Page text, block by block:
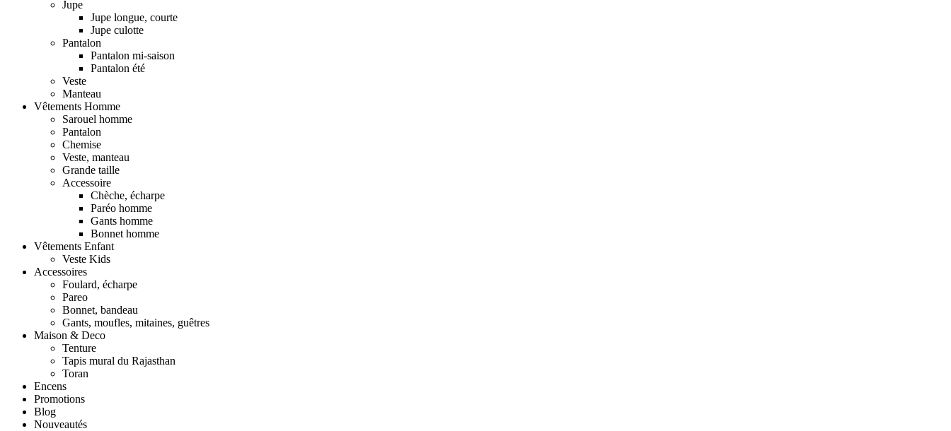
Jupe
Jupe longue, courte
Jupe culotte
Pantalon
Pantalon mi-saison
Pantalon été
Veste
Manteau
Vêtements Homme
Sarouel homme
Pantalon
Chemise
Veste, manteau
Grande taille
Accessoire
Chèche, écharpe
Paréo homme
Gants homme
Bonnet homme
Vêtements Enfant
Veste Kids
Accessoires
Foulard, écharpe
Pareo
Bonnet, bandeau
Gants, moufles, mitaines, guêtres
Maison & Deco
Tenture
Tapis mural du Rajasthan
Toran
Encens
Promotions
Blog
Nouveautés